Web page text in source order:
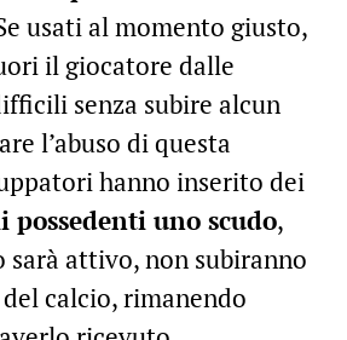
usati al momento giusto,
il giocatore dalle
senza subire alcun
l’abuso di questa
hanno inserito dei
possedenti uno scudo,
sarà attivo, non subiranno
calcio, rimanendo